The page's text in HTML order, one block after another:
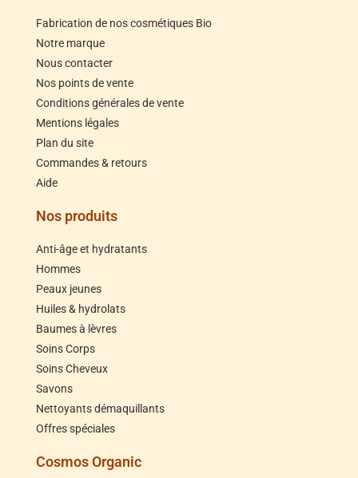
Fabrication de nos cosmétiques Bio
Notre marque
Nous contacter
Nos points de vente
Conditions générales de vente
Mentions légales
Plan du site
Commandes & retours
Aide
Nos produits
Anti-âge et hydratants
Hommes
Peaux jeunes
Huiles & hydrolats
Baumes à lèvres
Soins Corps
Soins Cheveux
Savons
Nettoyants démaquillants
Offres spéciales
Cosmos Organic